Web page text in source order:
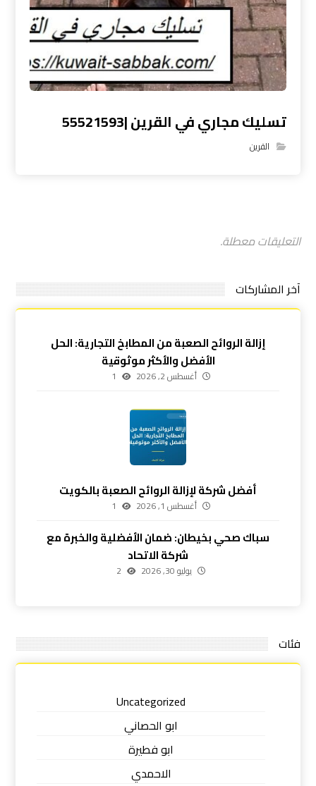
تسليك مجاري في القرين |55521593
القرين
التعليقات معطلة.
آخر المشاركات
إزالة الروائح الصعبة من المطابخ التجارية: الحل
الأفضل والأكثر موثوقية
أغسطس 2, 2026 1
أفضل شركة لإزالة الروائح الصعبة بالكويت
أغسطس 1, 2026 1
سباك صحي بخيطان: ضمان الأفضلية والخبرة مع
شركة الاتحاد
يوليو 30, 2026 2
فئات
Uncategorized
ابو الحصاني
ابو فطيرة
الاحمدي